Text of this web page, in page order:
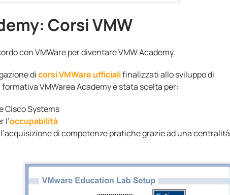
Corsi VMW
con VMWare per diventare VMW Academy.
dicorsi VMWare ufficialifinalizzati allo sviluppo di
VMWarea Academy è stata scelta per:
Cisco Systems
l’occupabilità
di competenze pratiche grazie ad una centralità